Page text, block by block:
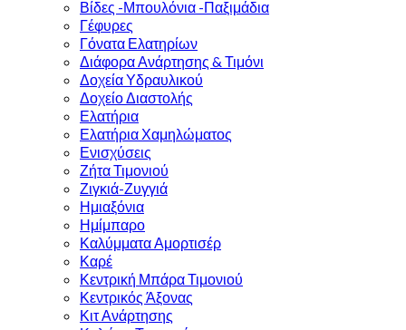
Βίδες -Μπουλόνια -Παξιμάδια
Γέφυρες
Γόνατα Ελατηρίων
Διάφορα Ανάρτησης & Τιμόνι
Δοχεία Υδραυλικού
Δοχείο Διαστολής
Ελατήρια
Ελατήρια Χαμηλώματος
Ενισχύσεις
Ζήτα Τιμονιού
Ζιγκιά-Ζυγγιά
Ημιαξόνια
Ημίμπαρο
Καλύμματα Αμορτισέρ
Καρέ
Κεντρική Μπάρα Τιμονιού
Κεντρικός Άξονας
Κιτ Ανάρτησης